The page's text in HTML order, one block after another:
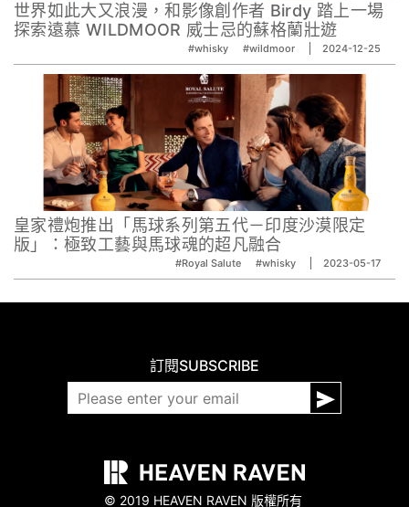
世界如此大又浪漫，和影像創作者 Birdy 踏上一場
探索遠慕 WILDMOOR 威士忌的蘇格蘭壯遊
#whisky #wildmoor 2024-12-25
皇家禮炮推出「馬球系列第五代－印度沙漠限定
版」：極致工藝與馬球魂的超凡融合
#Royal Salute #whisky 2023-05-17
訂閱SUBSCRIBE
© 2019 HEAVEN RAVEN 版權所有